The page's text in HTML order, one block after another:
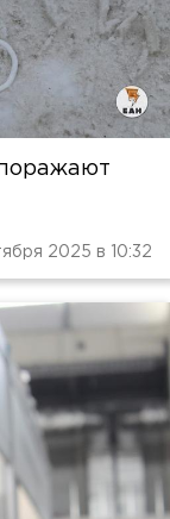
2025 в 10:32